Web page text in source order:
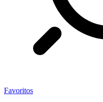
Favoritos